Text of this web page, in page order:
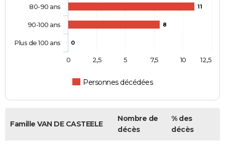
11
8
0
Personnes décédées
80-90 ans
90-100 ans
Plus de 100 ans
0 10
2,5 5 7,5 12,5
Famille VAN DE CASTEELE
Nombre de
décès
% des
décès